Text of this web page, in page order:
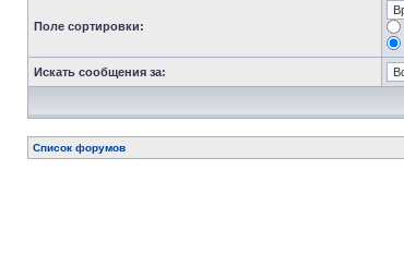
Поле сортировки:
Искать сообщения за:
Список форумов